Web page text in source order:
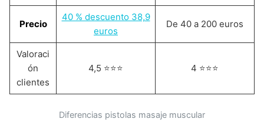
Precio
40 % descuento 38,9
euros
De 40 a 200 euros
Valoraci
ón
clientes
4,5 ⭐⭐⭐ 4 ⭐⭐⭐
Diferencias pistolas masaje muscular